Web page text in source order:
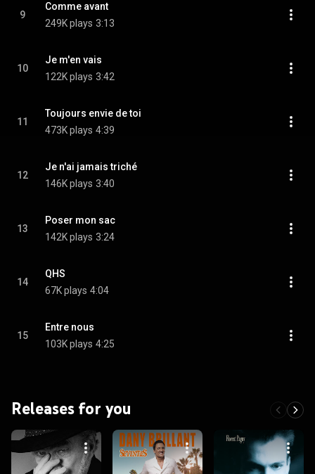
9
Comme avant
249K plays 3:13
10
Je m'en vais
122K plays 3:42
11
Toujours envie de toi
473K plays 4:39
12
Je n'ai jamais triché
146K plays 3:40
13
Poser mon sac
142K plays 3:24
14
QHS
67K plays 4:04
15
Entre nous
103K plays 4:25
Releases for you